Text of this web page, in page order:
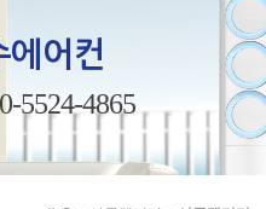
에어컨
5524-4865